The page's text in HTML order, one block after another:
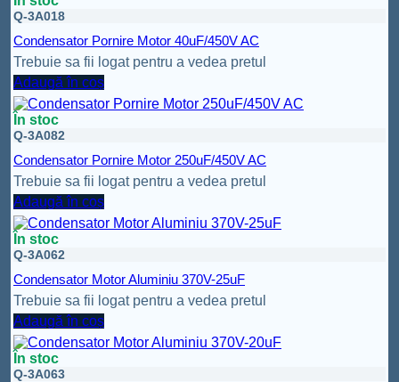
Q-3A018
Condensator Pornire Motor 40uF/450V AC
Trebuie sa fii logat pentru a vedea pretul
Adaugă în coș
În stoc
Q-3A082
Condensator Pornire Motor 250uF/450V AC
Trebuie sa fii logat pentru a vedea pretul
Adaugă în coș
În stoc
Q-3A062
Condensator Motor Aluminiu 370V-25uF
Trebuie sa fii logat pentru a vedea pretul
Adaugă în coș
În stoc
Q-3A063